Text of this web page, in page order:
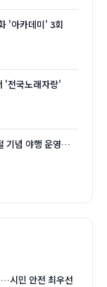
'아카데미' 3회
'전국노래자랑'
기념 야행 운영…
시민 안전 최우선